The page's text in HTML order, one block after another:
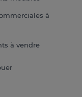
à
à vendre